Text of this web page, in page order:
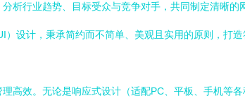
析行业趋势、目标受众与竞争对手，共同制定清晰的
设计，秉承简约而不简单、美观且实用的原则，打
高效。无论是响应式设计（适配PC、平板、手机等